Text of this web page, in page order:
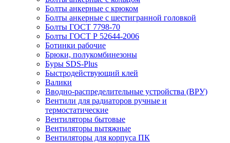
Болты анкерные с крюком
Болты анкерные с шестигранной головкой
Болты ГОСТ 7798-70
Болты ГОСТ Р 52644-2006
Ботинки рабочие
Брюки, полукомбинезоны
Буры SDS-Plus
Быстродействующий клей
Валики
Вводно-распределительные устройства (ВРУ)
Вентили для радиаторов ручные и
термостатические
Вентиляторы бытовые
Вентиляторы вытяжные
Вентиляторы для корпуса ПК